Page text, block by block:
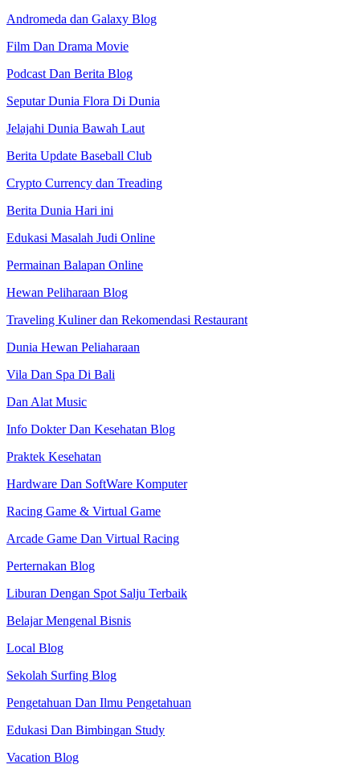
Andromeda dan Galaxy Blog
Film Dan Drama Movie
Podcast Dan Berita Blog
Seputar Dunia Flora Di Dunia
Jelajahi Dunia Bawah Laut
Berita Update Baseball Club
Crypto Currency dan Treading
Berita Dunia Hari ini
Edukasi Masalah Judi Online
Permainan Balapan Online
Hewan Peliharaan Blog
Traveling Kuliner dan Rekomendasi Restaurant
Dunia Hewan Peliaharaan
Vila Dan Spa Di Bali
Dan Alat Music
Info Dokter Dan Kesehatan Blog
Praktek Kesehatan
Hardware Dan SoftWare Komputer
Racing Game & Virtual Game
Arcade Game Dan Virtual Racing
Perternakan Blog
Liburan Dengan Spot Salju Terbaik
Belajar Mengenal Bisnis
Local Blog
Sekolah Surfing Blog
Pengetahuan Dan Ilmu Pengetahuan
Edukasi Dan Bimbingan Study
Vacation Blog